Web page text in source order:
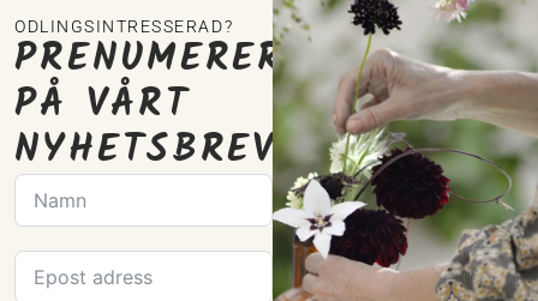
ODLINGSINTRESSERAD?
PRENUMERERA
PÅ VÅRT
NYHETSBREV